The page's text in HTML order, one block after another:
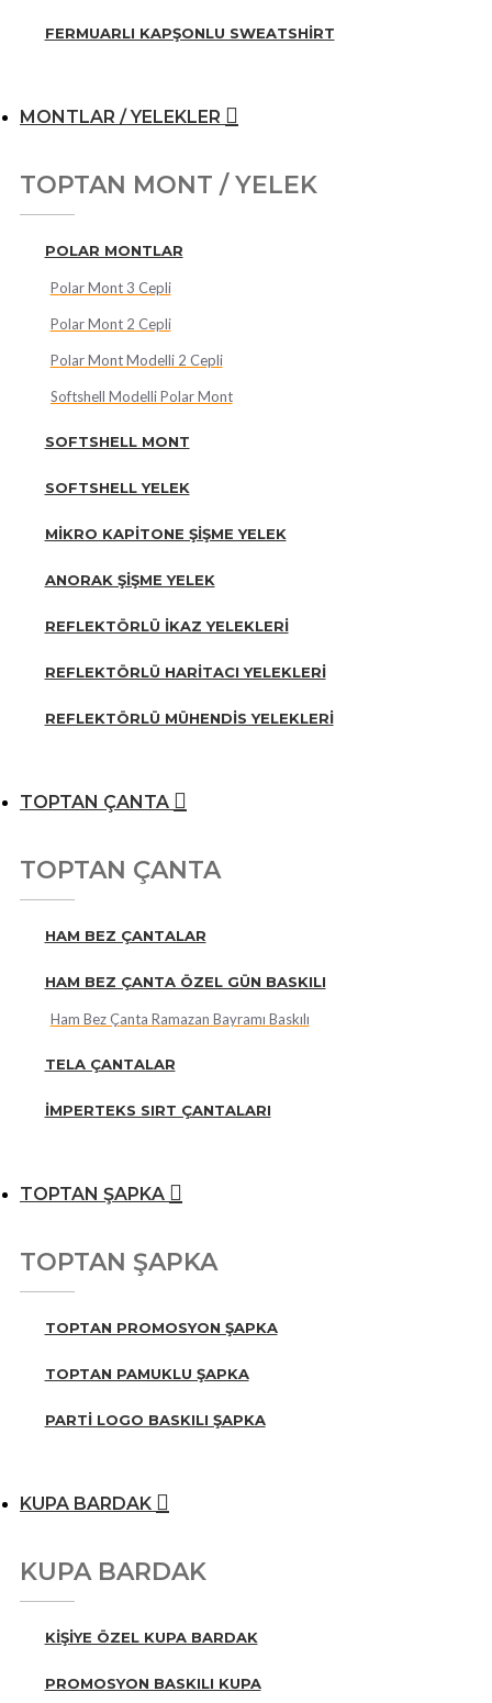
FERMUARLI KAPŞONLU SWEATSHIRT
MONTLAR / YELEKLER
TOPTAN MONT / YELEK
POLAR MONTLAR
Polar Mont 3 Cepli
Polar Mont 2 Cepli
Polar Mont Modelli 2 Cepli
Softshell Modelli Polar Mont
SOFTSHELL MONT
SOFTSHELL YELEK
MIKRO KAPITONE ŞIŞME YELEK
ANORAK ŞIŞME YELEK
REFLEKTÖRLÜ İKAZ YELEKLERI
REFLEKTÖRLÜ HARITACI YELEKLERI
REFLEKTÖRLÜ MÜHENDIS YELEKLERI
TOPTAN ÇANTA
TOPTAN ÇANTA
HAM BEZ ÇANTALAR
HAM BEZ ÇANTA ÖZEL GÜN BASKILI
Ham Bez Çanta Ramazan Bayramı Baskılı
TELA ÇANTALAR
İMPERTEKS SIRT ÇANTALARI
TOPTAN ŞAPKA
TOPTAN ŞAPKA
TOPTAN PROMOSYON ŞAPKA
TOPTAN PAMUKLU ŞAPKA
PARTI LOGO BASKILI ŞAPKA
KUPA BARDAK
KUPA BARDAK
KIŞIYE ÖZEL KUPA BARDAK
PROMOSYON BASKILI KUPA